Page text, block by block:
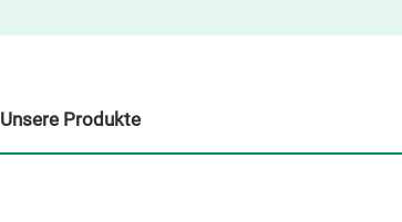
Unsere Produkte